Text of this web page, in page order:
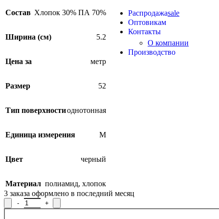
Распродажаsale
Оптовикам
Контакты
О компании
Производство
Состав Хлопок 30% ПА 70%
Ширина (см) 5.2
Цена за метр
Размер 52
Тип поверхностиоднотонная
Единица измерения М
Цвет черный
Материал полиамид, хлопок
3 заказа оформлено в последний месяц
Количество товара Лента эластичная спортивная Р.91295/52,